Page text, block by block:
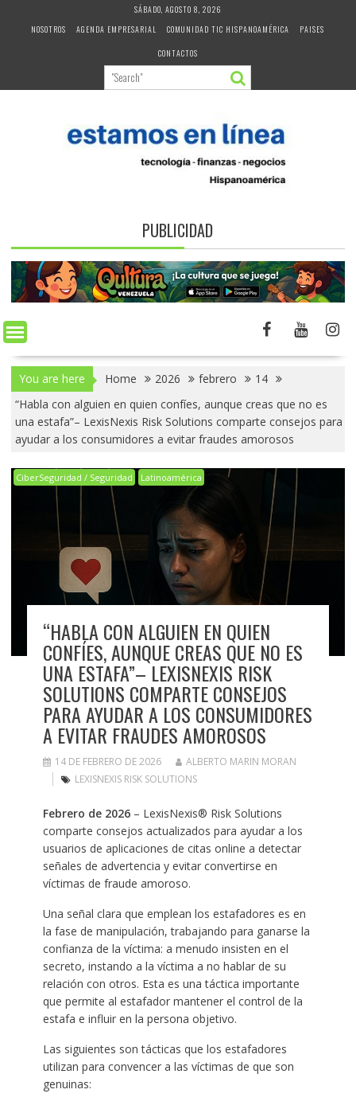
SÁBADO, AGOSTO 8, 2026
NOSOTROS
AGENDA EMPRESARIAL COMUNIDAD TIC HISPANOAMÉRICA
PAISES
CONTACTOS
PUBLICIDAD
You are here Home 2026 febrero
14
“Habla con alguien en quien confíes, aunque creas que no es
una estafa”– LexisNexis Risk Solutions comparte consejos para
ayudar a los consumidores a evitar fraudes amorosos
CiberSeguridad / Seguridad Latinoamérica
“HABLA CON ALGUIEN EN QUIEN
CONFÍES, AUNQUE CREAS QUE NO ES
UNA ESTAFA”– LEXISNEXIS RISK
SOLUTIONS COMPARTE CONSEJOS
PARA AYUDAR A LOS CONSUMIDORES
A EVITAR FRAUDES AMOROSOS
14 DE FEBRERO DE 2026
ALBERTO MARIN MORAN
LEXISNEXIS RISK SOLUTIONS
Febrero de 2026– LexisNexis® Risk Solutions
comparte consejos actualizados para ayudar a los
usuarios de aplicaciones de citas online a detectar
señales de advertencia y evitar convertirse en
víctimas de fraude amoroso.
Una señal clara que emplean los estafadores es en
la fase de manipulación, trabajando para ganarse la
confianza de la víctima: a menudo insisten en el
secreto, instando a la víctima a no hablar de su
relación con otros. Esta es una táctica importante
que permite al estafador mantener el control de la
estafa e influir en la persona objetivo.
Las siguientes son tácticas que los estafadores
utilizan para convencer a las víctimas de que son
genuinas: